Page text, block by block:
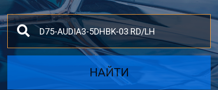
НАЙТИ